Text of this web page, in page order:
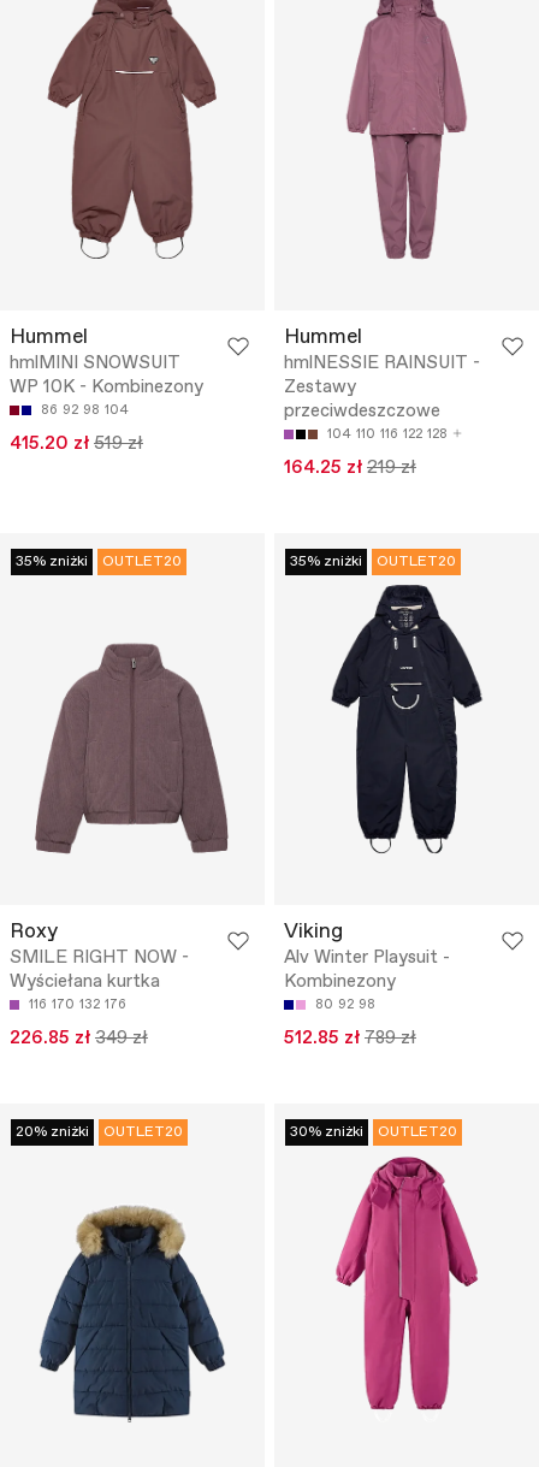
Hummel
hmlMINI SNOWSUIT
WP 10K - Kombinezony
86 92 98 104
415.20 zł 519 zł
Hummel
hmlNESSIE RAINSUIT -
Zestawy
przeciwdeszczowe
104 110 116 122 128
164.25 zł 219 zł
35% zniżki OUTLET20
Roxy
SMILE RIGHT NOW -
Wyściełana kurtka
116 170 132 176
226.85 zł 349 zł
35% zniżki OUTLET20
Viking
Alv Winter Playsuit -
Kombinezony
80 92 98
512.85 zł 789 zł
20% zniżki OUTLET20 30% zniżki OUTLET20